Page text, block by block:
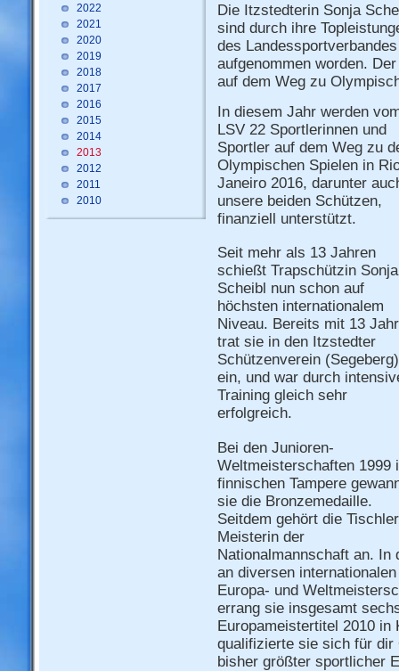
2022
2021
2020
2019
2018
2017
2016
2015
2014
2013
2012
2011
2010
Die Itzstedterin Sonja
sind durch ihre
des
aufgenommen worden.
auf dem Weg zu
In diesem Jahr werden
LSV 22 Sportlerinnen und
Sportler auf dem Weg zu
Olympischen Spielen in
Janeiro 2016, darunter
unsere beiden Schützen,
finanziell unterstützt.
Seit mehr als 13 Jahren
schießt Trapschützin Sonja
Scheibl nun schon auf
höchsten internationalem
Niveau. Bereits mit 13
trat sie in den Itzstedter
Schützenverein (Segeberg)
ein, und war durch
Training gleich sehr
erfolgreich.
Bei den Junioren-
Weltmeisterschaften 1999
finnischen Tampere
sie die Bronzemedaille.
Seitdem gehört die
Meisterin der
Nationalmannschaft an. In
an diversen
Europa- und
errang sie insgesamt
Europameistertitel 2010
qualifizierte sie sich für dir
bisher größter sportlicher